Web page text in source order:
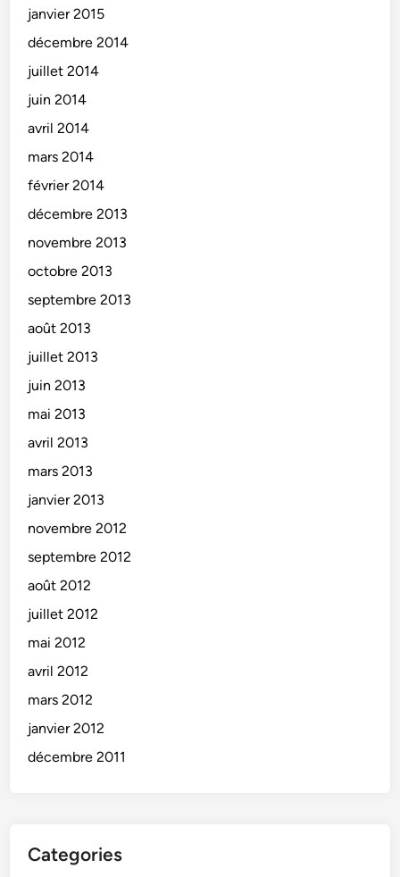
janvier 2015
décembre 2014
juillet 2014
juin 2014
avril 2014
mars 2014
février 2014
décembre 2013
novembre 2013
octobre 2013
septembre 2013
août 2013
juillet 2013
juin 2013
mai 2013
avril 2013
mars 2013
janvier 2013
novembre 2012
septembre 2012
août 2012
juillet 2012
mai 2012
avril 2012
mars 2012
janvier 2012
décembre 2011
Categories